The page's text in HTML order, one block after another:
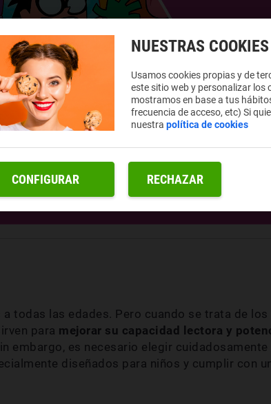
todas las edades. Pero cuando se trata de los
para mejorar su capacidad lectora y
embargo, es necesario elegir cuidadosamente
diseñados para niños y cumplir con
NUESTRAS COOKIES
Usamos cookies propias y de
este sitio web y personalizar los
mostramos en base a tus
frecuencia de acceso, etc) Si
nuestrapolítica de cookies
RECHAZAR
CONFIGURAR